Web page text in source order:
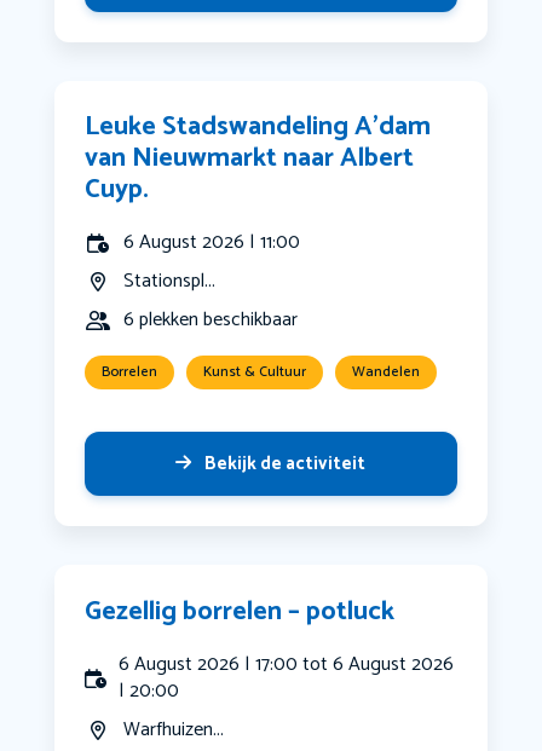
Leuke Stadswandeling A’dam
van Nieuwmarkt naar Albert
Cuyp.
6 August 2026 | 11:00
Stationspl...
6 plekken beschikbaar
Borrelen Kunst & Cultuur Wandelen
Bekijk de activiteit
Gezellig borrelen – potluck
6 August 2026 | 17:00 tot 6 August 2026
| 20:00
Warfhuizen...